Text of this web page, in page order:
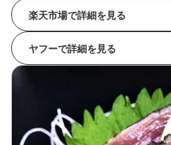
楽天市場で詳細を見る
ヤフーで詳細を見る